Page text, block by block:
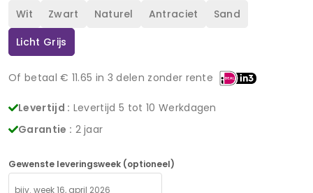
Wit Zwart Naturel Antraciet
Sand
Licht Grijs
Of betaal € 11.65 in 3 delen zonder rente
Levertijd : Levertijd 5 tot 10 Werkdagen
Garantie : 2 jaar
Gewenste leveringsweek (optioneel)